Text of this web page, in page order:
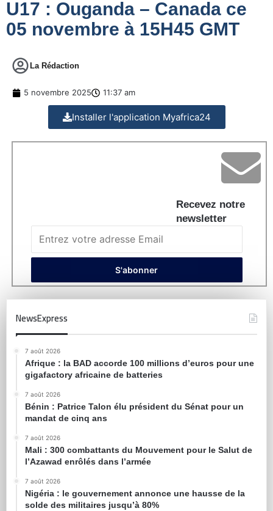
U17 : Ouganda – Canada ce
05 novembre à 15H45 GMT
La Rédaction
5 novembre 2025 11:37 am
Installer l'application Myafrica24
Recevez notre
newsletter
NewsExpress
7 août 2026
Afrique : la BAD accorde 100 millions d’euros pour une
gigafactory africaine de batteries
7 août 2026
Bénin : Patrice Talon élu président du Sénat pour un
mandat de cinq ans
7 août 2026
Mali : 300 combattants du Mouvement pour le Salut de
l’Azawad enrôlés dans l’armée
7 août 2026
Nigéria : le gouvernement annonce une hausse de la
solde des militaires jusqu’à 80%